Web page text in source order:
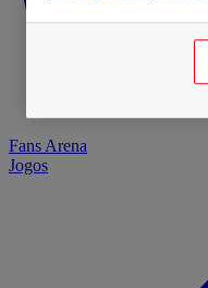
Fans Arena
Jogos